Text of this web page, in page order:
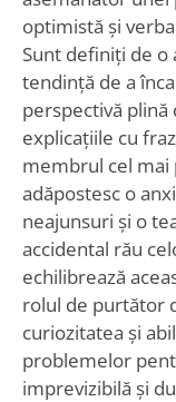
optimistă și
Sunt definiți de o
tendință de a
perspectivă plină
explicațiile cu
membrul cel mai
adăpostesc o
neajunsuri și o
accidental rău
echilibrează
rolul de purtător
curiozitatea și
problemelor
imprevizibilă și